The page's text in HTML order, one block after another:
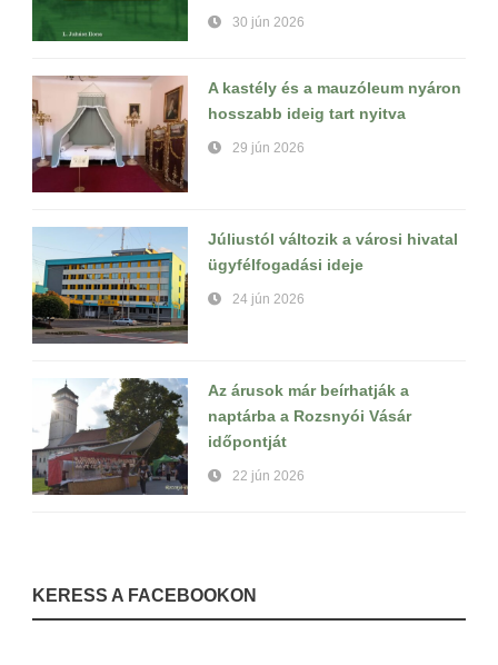
30 jún 2026
A kastély és a mauzóleum nyáron
hosszabb ideig tart nyitva
29 jún 2026
Júliustól változik a városi hivatal
ügyfélfogadási ideje
24 jún 2026
Az árusok már beírhatják a
naptárba a Rozsnyói Vásár
időpontját
22 jún 2026
KERESS A FACEBOOKON